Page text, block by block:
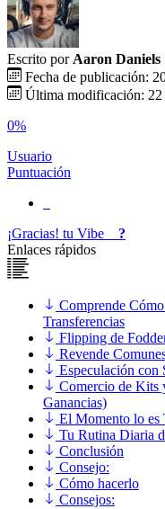
Escrito por Aaron Daniels
Fecha de publicación:
Última modificación: 22
0%
Usuario
Puntuación
¡Gracias! tu Vibe
?
Enlaces rápidos
Comprende
Transferencias
Flipping de
Revende
Especulación con
Comercio de Kits
Ganancias)
El Momento lo es
Tu Rutina Diaria
Conclusión
Consejo:
Cómo hacerlo
Consejos: